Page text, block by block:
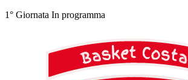
1° Giornata In programma